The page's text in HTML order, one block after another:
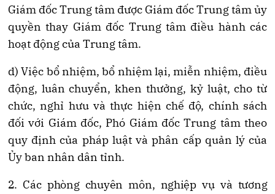
Giám đốc Trung tâm được Giám đốc Trung tâm ủy
quyền thay Giám đốc Trung tâm điều hành các
hoạt động của Trung tâm.
d) Việc bổ nhiệm, bổ nhiệm lại, miễn nhiệm, điều
động, luân chuyển, khen thưởng, kỷ luật, cho từ
chức, nghỉ hưu và thực hiện chế độ, chính sách
đối với Giám đốc, Phó Giám đốc Trung tâm theo
quy định của pháp luật và phân cấp quản lý của
Ủy ban nhân dân tỉnh.
2. Các phòng chuyên môn, nghiệp vụ và tương